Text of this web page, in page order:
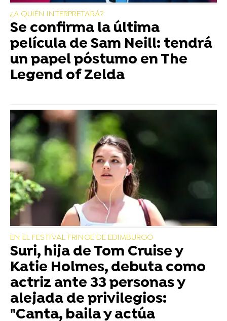
¿A QUIÉN INTERPRETARÁ?
Se confirma la última
película de Sam Neill: tendrá
un papel póstumo en The
Legend of Zelda
EN EL FESTIVAL FRINGE DE EDIMBURGO
Suri, hija de Tom Cruise y
Katie Holmes, debuta como
actriz ante 33 personas y
alejada de privilegios:
"Canta, baila y actúa